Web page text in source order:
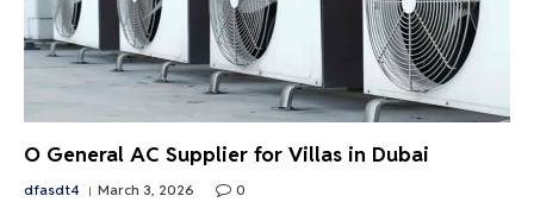
O General AC Supplier for Villas in Dubai
dfasdt4 March 3, 2026 0